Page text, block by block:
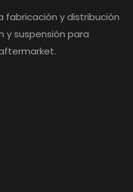
fabricación y distribución
y suspensión para